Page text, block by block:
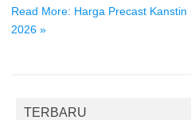
Read More: Harga Precast
2026 »
TERBARU